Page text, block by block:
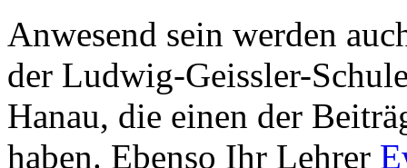
Anwesend sein werden
der Ludwig-Geissler-
Hanau, die einen der
haben. Ebenso Ihr Lehrer